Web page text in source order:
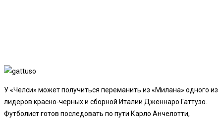
У «Челси» может получиться переманить из «Милана» одного из
лидеров красно-черных и сборной Италии Дженнаро Гаттузо.
Футболист готов последовать по пути Карло Анчелотти,